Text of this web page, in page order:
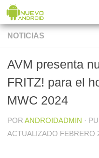
Saltar al contenido
NOTICIAS
AVM presenta
FRITZ! para el
MWC 2024
POR ANDROIDADMIN ·
ACTUALIZADO FEBRERO